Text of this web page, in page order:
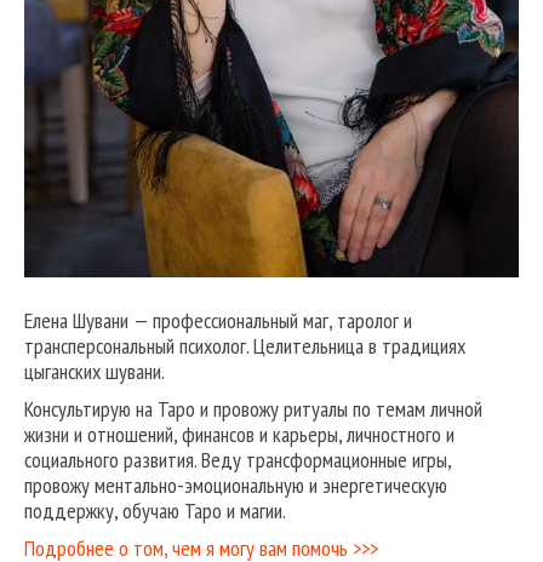
Елена Шувани — профессиональный маг, таролог и
трансперсональный психолог. Целительница в традициях
цыганских шувани.
Консультирую на Таро и провожу ритуалы по темам личной
жизни и отношений, финансов и карьеры, личностного и
социального развития. Веду трансформационные игры,
провожу ментально-эмоциональную и энергетическую
поддержку, обучаю Таро и магии.
Подробнее о том, чем я могу вам помочь >>>